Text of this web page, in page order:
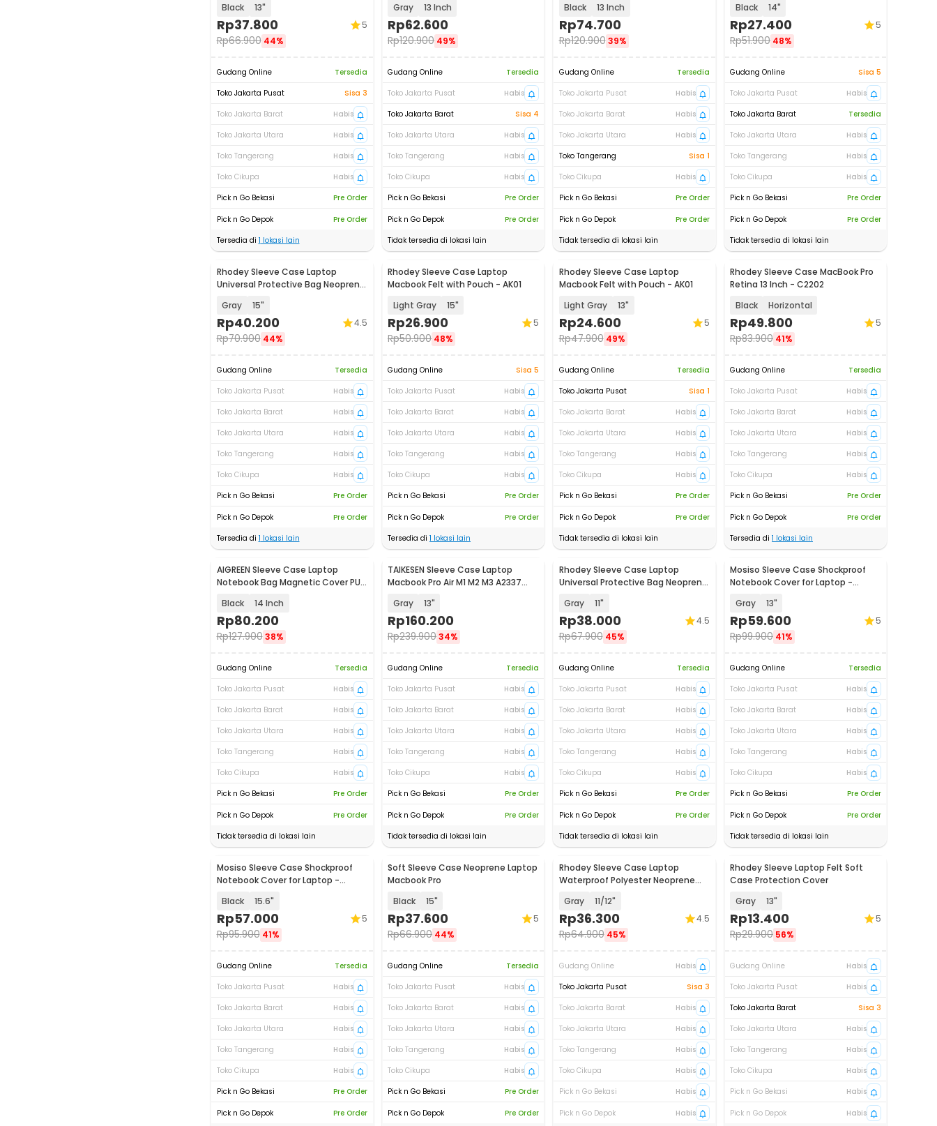
Black
13"
Rp37.800
Rp66.900 44%
5
Gudang Online
Tersedia
Toko Jakarta Pusat
Sisa 3
Toko Jakarta Barat
Habis
Toko Jakarta Utara
Habis
Toko Tangerang
Habis
Toko Cikupa
Habis
Pick n Go Bekasi
Pre Order
Pick n Go Depok
Pre Order
Tersedia di 1 lokasi lain
Gray 13 Inch
Rp62.600
Rp120.900 49%
Gudang Online
Tersedia
Toko Jakarta Pusat
Habis
Toko Jakarta Barat
Sisa 4
Toko Jakarta Utara
Habis
Toko Tangerang
Habis
Toko Cikupa
Habis
Pick n Go Bekasi
Pre Order
Pick n Go Depok
Pre Order
Tidak tersedia di lokasi lain
Black 13 Inch
Rp74.700
Rp120.900 39%
Gudang Online
Tersedia
Toko Jakarta Pusat
Habis
Toko Jakarta Barat
Habis
Toko Jakarta Utara
Habis
Toko Tangerang
Sisa 1
Toko Cikupa
Habis
Pick n Go Bekasi
Pre Order
Pick n Go Depok
Pre Order
Tidak tersedia di lokasi lain
Black
14"
Rp27.400
Rp51.900 48%
5
Gudang Online
Sisa 5
Toko Jakarta Pusat
Habis
Toko Jakarta Barat
Tersedia
Toko Jakarta Utara
Habis
Toko Tangerang
Habis
Toko Cikupa
Habis
Pick n Go Bekasi
Pre Order
Pick n Go Depok
Pre Order
Tidak tersedia di lokasi lain
Rhodey Sleeve Case Laptop
Universal Protective Bag Neoprene
Gray 15"
Rp40.200
Rp70.900 44%
4.5
Gudang Online
Tersedia
Toko Jakarta Pusat
Habis
Toko Jakarta Barat
Habis
Toko Jakarta Utara
Habis
Toko Tangerang
Habis
Toko Cikupa
Habis
Pick n Go Bekasi
Pre Order
Pick n Go Depok
Pre Order
Tersedia di 1 lokasi lain
Rhodey Sleeve Case Laptop
Macbook Felt with Pouch - AK01
Light Gray
15"
Rp26.900
Rp50.900 48%
5
Gudang Online
Sisa 5
Toko Jakarta Pusat
Habis
Toko Jakarta Barat
Habis
Toko Jakarta Utara
Habis
Toko Tangerang
Habis
Toko Cikupa
Habis
Pick n Go Bekasi
Pre Order
Pick n Go Depok
Pre Order
Tersedia di 1 lokasi lain
Rhodey Sleeve Case Laptop
Macbook Felt with Pouch - AK01
Light Gray
13"
Rp24.600
Rp47.900 49%
5
Gudang Online
Tersedia
Toko Jakarta Pusat
Sisa 1
Toko Jakarta Barat
Habis
Toko Jakarta Utara
Habis
Toko Tangerang
Habis
Toko Cikupa
Habis
Pick n Go Bekasi
Pre Order
Pick n Go Depok
Pre Order
Tidak tersedia di lokasi lain
Rhodey Sleeve Case MacBook Pro
Retina 13 Inch - C2202
Black
Horizontal
Rp49.800
Rp83.900 41%
5
Gudang Online
Tersedia
Toko Jakarta Pusat
Habis
Toko Jakarta Barat
Habis
Toko Jakarta Utara
Habis
Toko Tangerang
Habis
Toko Cikupa
Habis
Pick n Go Bekasi
Pre Order
Pick n Go Depok
Pre Order
Tersedia di 1 lokasi lain
AIGREEN Sleeve Case Laptop
Notebook Bag Magnetic Cover PU
Black 14 Inch
Rp80.200
Rp127.900 38%
Gudang Online
Tersedia
Toko Jakarta Pusat
Habis
Toko Jakarta Barat
Habis
Toko Jakarta Utara
Habis
Toko Tangerang
Habis
Toko Cikupa
Habis
Pick n Go Bekasi
Pre Order
Pick n Go Depok
Pre Order
Tidak tersedia di lokasi lain
TAIKESEN Sleeve Case Laptop
Macbook Pro Air M1 M2 M3 A2337
Gray 13"
Rp160.200
Rp239.90034%
Gudang Online
Tersedia
Toko Jakarta Pusat
Habis
Toko Jakarta Barat
Habis
Toko Jakarta Utara
Habis
Toko Tangerang
Habis
Toko Cikupa
Habis
Pick n Go Bekasi
Pre Order
Pick n Go Depok
Pre Order
Tidak tersedia di lokasi lain
Rhodey Sleeve Case Laptop
Universal Protective Bag Neoprene
Gray 11"
Rp38.000
Rp67.900 45%
4.5
Gudang Online
Tersedia
Toko Jakarta Pusat
Habis
Toko Jakarta Barat
Habis
Toko Jakarta Utara
Habis
Toko Tangerang
Habis
Toko Cikupa
Habis
Pick n Go Bekasi
Pre Order
Pick n Go Depok
Pre Order
Tidak tersedia di lokasi lain
Mosiso Sleeve Case Shockproof
Notebook Cover for Laptop -
Gray 13"
Rp59.600
Rp99.900 41%
5
Gudang Online
Tersedia
Toko Jakarta Pusat
Habis
Toko Jakarta Barat
Habis
Toko Jakarta Utara
Habis
Toko Tangerang
Habis
Toko Cikupa
Habis
Pick n Go Bekasi
Pre Order
Pick n Go Depok
Pre Order
Tidak tersedia di lokasi lain
Mosiso Sleeve Case Shockproof
Notebook Cover for Laptop -
Black 15.6"
Rp57.000
Rp95.900 41%
5
Gudang Online
Tersedia
Toko Jakarta Pusat
Habis
Toko Jakarta Barat
Habis
Toko Jakarta Utara
Habis
Toko Tangerang
Habis
Toko Cikupa
Habis
Pick n Go Bekasi
Pre Order
Pick n Go Depok Pre Order
Soft Sleeve Case Neoprene Laptop
Macbook Pro
Black
15"
Rp37.600
Rp66.900 44%
5
Gudang Online
Tersedia
Toko Jakarta Pusat
Habis
Toko Jakarta Barat
Habis
Toko Jakarta Utara
Habis
Toko Tangerang
Habis
Toko Cikupa
Habis
Pick n Go Bekasi
Pre Order
Pick n Go Depok Pre Order
Rhodey Sleeve Case Laptop
Waterproof Polyester Neoprene
Gray 11/12"
Rp36.300
Rp64.900 45%
4.5
Gudang Online
Habis
Toko Jakarta Pusat
Sisa 3
Toko Jakarta Barat
Habis
Toko Jakarta Utara
Habis
Toko Tangerang
Habis
Toko Cikupa
Habis
Pick n Go Bekasi
Habis
Pick n Go Depok Habis
Rhodey Sleeve Laptop Felt Soft
Case Protection Cover
Gray
13"
Rp13.400
Rp29.900 56%
5
Gudang Online
Habis
Toko Jakarta Pusat
Habis
Toko Jakarta Barat
Sisa 3
Toko Jakarta Utara
Habis
Toko Tangerang
Habis
Toko Cikupa
Habis
Pick n Go Bekasi
Habis
Pick n Go Depok Habis